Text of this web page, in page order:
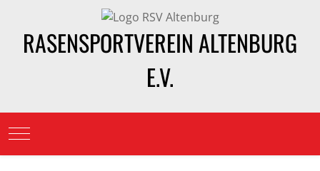
RASENSPORTVEREIN ALTENBURG
E.V.
Mobile Menu Toggle